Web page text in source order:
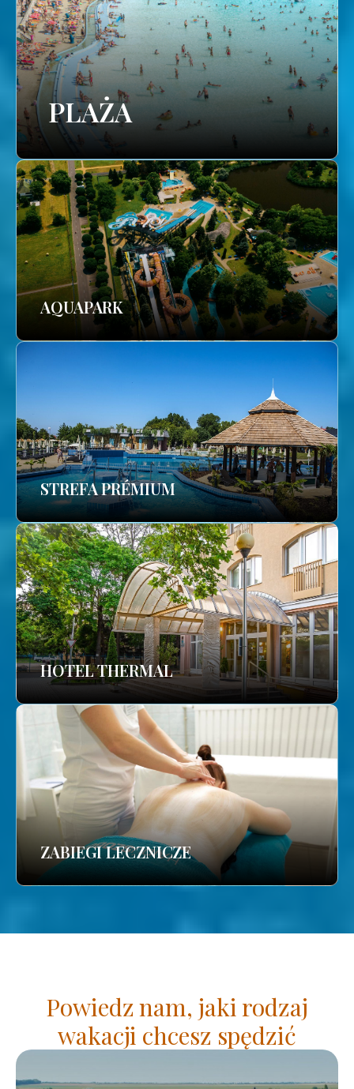
PLAŻA
AQUAPARK
STREFA PRÉMIUM
HOTEL THERMAL
ZABIEGI LECZNICZE
Powiedz nam, jaki rodzaj
wakacji chcesz spędzić